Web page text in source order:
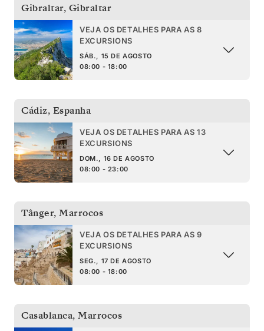
Gibraltar, Gibraltar
VEJA OS DETALHES PARA AS 8
EXCURSIONS
SÁB., 15 DE AGOSTO
08:00 - 18:00
Cádiz, Espanha
VEJA OS DETALHES PARA AS 13
EXCURSIONS
DOM., 16 DE AGOSTO
08:00 - 23:00
Tânger, Marrocos
VEJA OS DETALHES PARA AS 9
EXCURSIONS
SEG., 17 DE AGOSTO
08:00 - 18:00
Casablanca, Marrocos